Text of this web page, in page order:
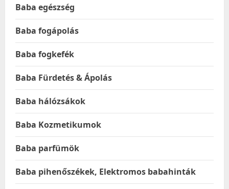
Baba egészség
Baba fogápolás
Baba fogkefék
Baba Fürdetés & Ápolás
Baba hálózsákok
Baba Kozmetikumok
Baba parfümök
Baba pihenőszékek, Elektromos babahinták